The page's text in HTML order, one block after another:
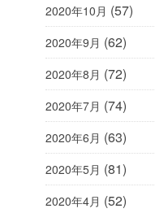
2020年10月 (57)
2020年9月 (62)
2020年8月 (72)
2020年7月 (74)
2020年6月 (63)
2020年5月 (81)
2020年4月 (52)